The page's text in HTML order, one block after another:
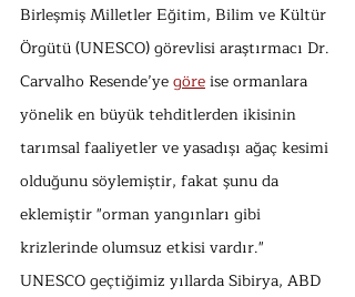
Birleşmiş Milletler Eğitim, Bilim ve Kültür
Örgütü (UNESCO) görevlisi araştırmacı Dr.
Carvalho Resende’ye göre ise ormanlara
yönelik en büyük tehditlerden ikisinin
tarımsal faaliyetler ve yasadışı ağaç kesimi
olduğunu söylemiştir, fakat şunu da
eklemiştir "orman yangınları gibi
krizlerinde olumsuz etkisi vardır."
UNESCO geçtiğimiz yıllarda Sibirya, ABD